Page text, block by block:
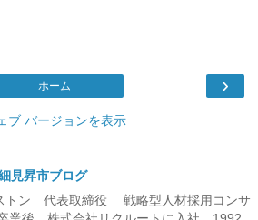
›
ホーム
ブ バージョンを表示
見昇市ブログ
トン 代表取締役 戦略型人材採用コンサ